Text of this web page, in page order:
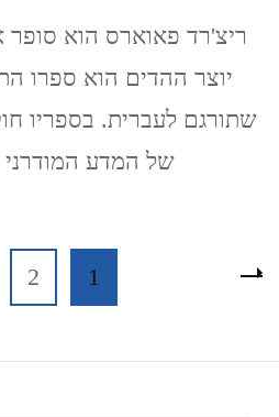
יוצר ההדים הוא ספרו
שתורגם לעברית. בספריו
של המדע המודרני
Posts
pagination
עמוד1 עמוד
2